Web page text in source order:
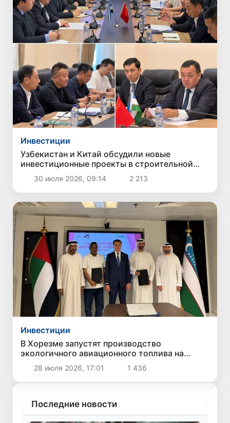
Инвестиции
Узбекистан и Китай обсудили новые
инвестиционные проекты в строительной
отрасли
30 июля 2026, 09:14 2 213
Инвестиции
В Хорезме запустят производство
экологичного авиационного топлива на
основе водородных технологий
28 июля 2026, 17:01 1 436
Последние новости